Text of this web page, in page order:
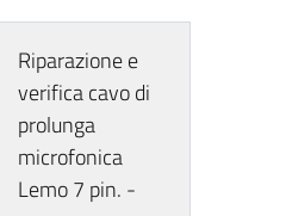
Riparazione e
verifica cavo di
prolunga
microfonica
Lemo 7 pin. -